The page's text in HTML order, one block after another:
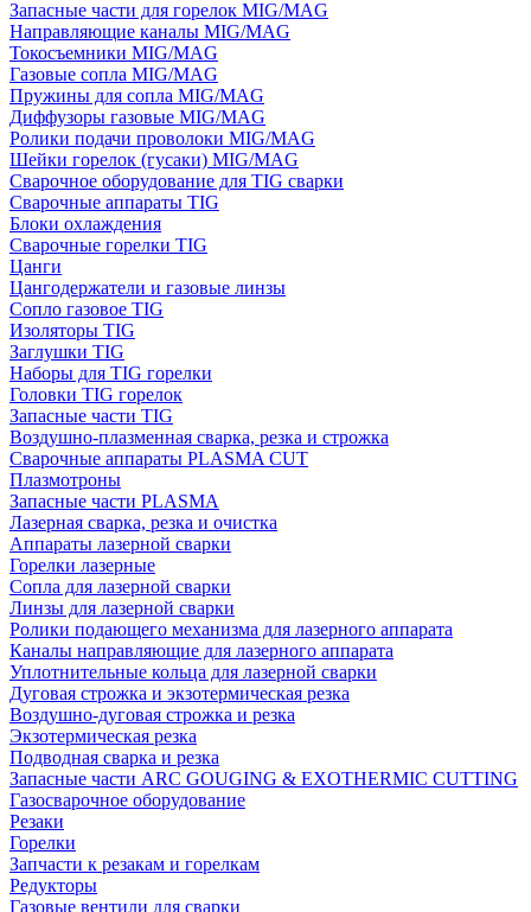
Запасные части для горелок MIG/MAG
Направляющие каналы MIG/MAG
Токосъемники MIG/MAG
Газовые сопла MIG/MAG
Пружины для сопла MIG/MAG
Диффузоры газовые MIG/MAG
Ролики подачи проволоки MIG/MAG
Шейки горелок (гусаки) MIG/MAG
Сварочное оборудование для TIG сварки
Сварочные аппараты TIG
Блоки охлаждения
Сварочные горелки TIG
Цанги
Цангодержатели и газовые линзы
Сопло газовое TIG
Изоляторы TIG
Заглушки TIG
Наборы для TIG горелки
Головки TIG горелок
Запасные части TIG
Воздушно-плазменная сварка, резка и строжка
Сварочные аппараты PLASMA CUT
Плазмотроны
Запасные части PLASMA
Лазерная сварка, резка и очистка
Аппараты лазерной сварки
Горелки лазерные
Сопла для лазерной сварки
Линзы для лазерной сварки
Ролики подающего механизма для лазерного аппарата
Каналы направляющие для лазерного аппарата
Уплотнительные кольца для лазерной сварки
Дуговая строжка и экзотермическая резка
Воздушно-дуговая строжка и резка
Экзотермическая резка
Подводная сварка и резка
Запасные части ARC GOUGING & EXOTHERMIC CUTTING
Газосварочное оборудование
Резаки
Горелки
Запчасти к резакам и горелкам
Редукторы
Газовые вентили для сварки